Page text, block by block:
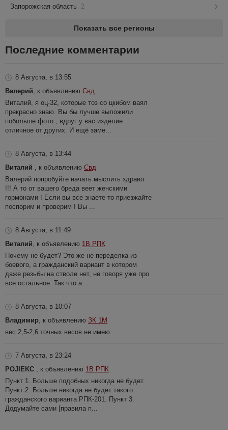
Запорожская область
2
Показать все регионы
Последние комментарии
8 Августа, в 13:55
Валерий , к объявлению Свд
Виталий, я оц-32, которые тоз со цкибом ваял
прекрасно знаю. Вы бы лучше выложили
побольше фото , вдруг у вас изделие
отличное от других. И ещё заме...
8 Августа, в 13:44
Виталий
, к объявлению Свд
Валерий попробуйте начать мыслить здраво
!!! А то от вашего бреда веет женскими
гормонами ! Если вы все знаете то приезжайте
поспорим и проверим ! Вы ...
8 Августа, в 11:49
Виталий , к объявлению 1В РПК
Почему не будет? Это же не переделка из
боевого, а гражданский вариант в котором
даже резьбы на стволе нет, не говоря уже про
все остальное. Так что а...
8 Августа, в 10:07
Владимир , к объявлению ЗК 1М
вес 2,5-2,6 точных весов не имею
7 Августа, в 23:24
POJIEKC
, к объявлению 1В РПК
Пункт 1. Больше подобных никогда не будет.
Пункт 2. Больше никогда не будет такого
гражданского варианта РПК-201. Пункт 3.
Додумайте сами [правила п...